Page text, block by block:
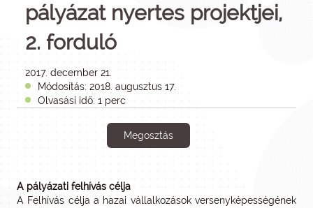
pályázat nyertes projektjei,
2. forduló
2017. december 21.
Módosítás: 2018. augusztus 17.
Olvasási idő: 1 perc
Megosztás
A pályázati felhívás célja
A Felhívás célja a hazai vállalkozások versenyképességének